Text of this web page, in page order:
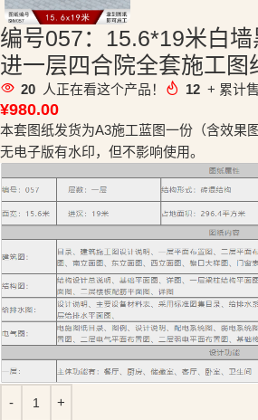
编号057：15.6*19米白
进一层四合院全套施工图
20 人正在看这个产品！ 12 + 累计
¥980.00
本套图纸发货为A3施工蓝图一份（含效果
无电子版有水印，但不影响使用。